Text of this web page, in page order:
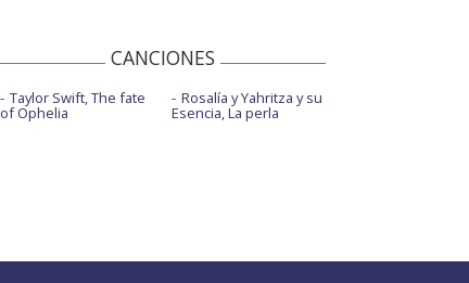
CANCIONES
Taylor Swift, The fate
of Ophelia
Rosalía y Yahritza y su
Esencia, La perla